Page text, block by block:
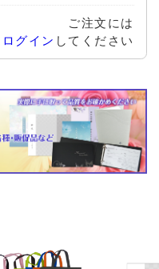
ご注文には
ログイン してください